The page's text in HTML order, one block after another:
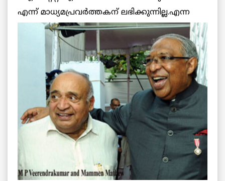
എന്ന് മാധ്യമപ്രവര്‍ത്തകന് ലഭിക്കുന്നില്ല.എന്ന